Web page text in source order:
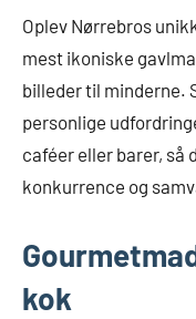
Oplev Nørrebros
mest ikoniske
billeder til minderne.
personlige
caféer eller barer, så
konkurrence og
kok